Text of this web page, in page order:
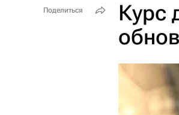
Курс
Поделиться